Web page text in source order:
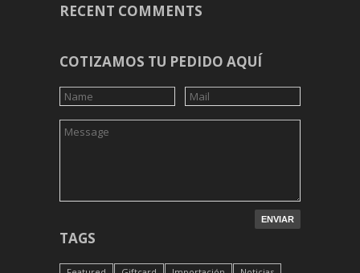
RECENT COMMENTS
COTIZAMOS TU PEDIDO AQUÍ
TAGS